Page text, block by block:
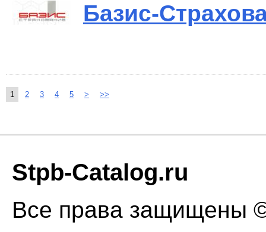
Базис-
1 2 3 4 5 > >>
Stpb-Catalog.ru
Все права защищены